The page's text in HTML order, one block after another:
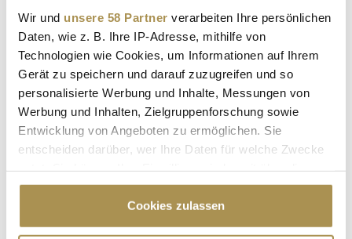
Wir und unsere 58 Partner verarbeiten Ihre persönlichen
Daten, wie z. B. Ihre IP-Adresse, mithilfe von
Technologien wie Cookies, um Informationen auf Ihrem
Gerät zu speichern und darauf zuzugreifen und so
personalisierte Werbung und Inhalte, Messungen von
Werbung und Inhalten, Zielgruppenforschung sowie
Entwicklung von Angeboten zu ermöglichen. Sie
entscheiden darüber, wer Ihre Daten für welche Zwecke
Cookie-Erklärung oder durch Klicken auf das Privacy
Trigger Symbol ändern oder widerrufen
Cookies zulassen